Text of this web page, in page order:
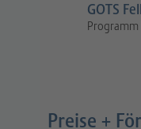
GOTS
Programm
Preise +